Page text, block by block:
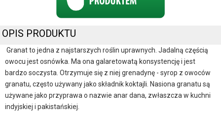
OPIS PRODUKTU
Granat to jedna z najstarszych roślin uprawnych. Jadalną częścią
owocu jest osnówka. Ma ona galaretowatą konsystencję i jest
bardzo soczysta. Otrzymuje się z niej grenadynę - syrop z owoców
granatu, często używany jako składnik koktajli. Nasiona granatu są
używane jako przyprawa o nazwie anar dana, zwłaszcza w kuchni
indyjskiej i pakistańskiej.